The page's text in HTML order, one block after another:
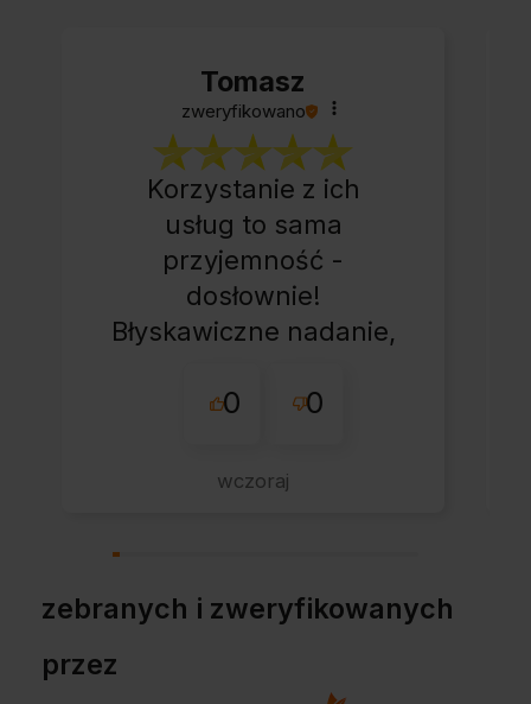
Tomasz
zweryfikowano
Korzystanie z ich
usług to sama
przyjemność -
dosłownie!
Błyskawiczne nadanie,
starannie
dodatkiem:-) Jakim?
0 0
wczoraj
zebranych i zweryfikowanych
przez